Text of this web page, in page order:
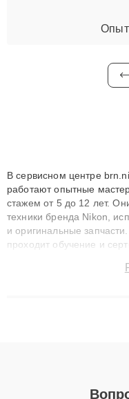
Опыт
В сервисном центре
работают опытные
стажем от 5 до 12 лет.
техники бренда Nikon,
и оригинальные
проходит обучение и
сохранением гарантии